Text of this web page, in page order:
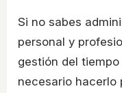
Si no sabes
personal y
gestión del
necesario hacerlo